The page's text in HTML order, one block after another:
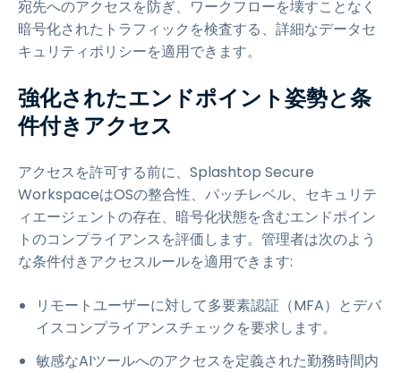
宛先へのアクセスを防ぎ、ワークフローを壊すことなく
暗号化されたトラフィックを検査する、詳細なデータセ
キュリティポリシーを適用できます。
強化されたエンドポイント姿勢と条
件付きアクセス
アクセスを許可する前に、Splashtop Secure
WorkspaceはOSの整合性、パッチレベル、セキュリテ
ィエージェントの存在、暗号化状態を含むエンドポイン
トのコンプライアンスを評価します。管理者は次のよう
な条件付きアクセスルールを適用できます:
リモートユーザーに対して多要素認証（MFA）とデバ
イスコンプライアンスチェックを要求します。
敏感なAIツールへのアクセスを定義された勤務時間内